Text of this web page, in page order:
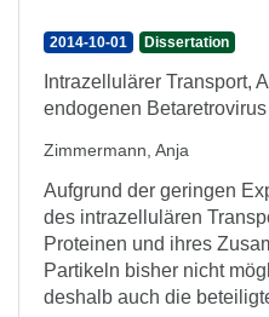
2014-10-01 Dissertation
Intrazellulärer Transport,
endogenen
Zimmermann, Anja
Aufgrund der geringen
des intrazellulären
Proteinen und ihres
Partikeln bisher nicht
deshalb auch die